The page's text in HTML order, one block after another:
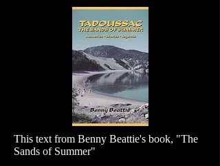
This text from Benny Beattie's book, "The
Sands of Summer"